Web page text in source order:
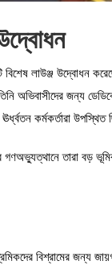
লাউঞ্জ উদ্বোধন
অভিবাসীদের জন্য
কর্মকর্তারা উপস্থিত
তারা বড়
বিশ্রামের জন্য